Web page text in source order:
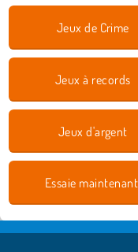
Jeux de Crime
Jeux à records
Jeux d'argent
Essaie